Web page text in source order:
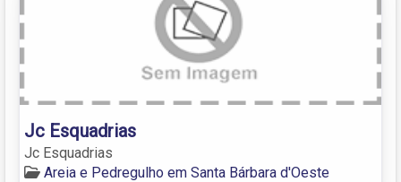
Jc Esquadrias
Jc Esquadrias
Areia e Pedregulho em Santa Bárbara d'Oeste